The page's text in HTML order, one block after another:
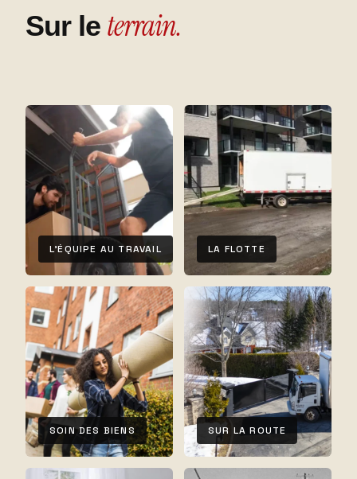
Sur le terrain.
L'ÉQUIPE AU TRAVAIL LA FLOTTE
SOIN DES BIENS SUR LA ROUTE